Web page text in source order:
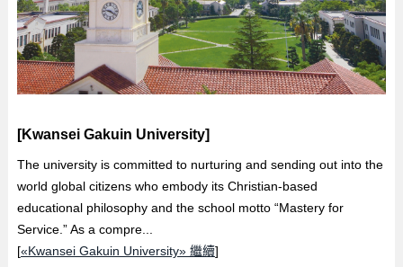
[Kwansei Gakuin University]
The university is committed to nurturing and sending out into the
world global citizens who embody its Christian-based
educational philosophy and the school motto “Mastery for
Service.” As a compre...
[«Kwansei Gakuin University» 繼續]